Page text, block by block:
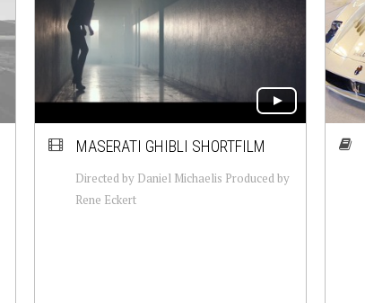
MASERATI GHIBLI SHORTFILM
Directed by Daniel Michaelis Produced by
Rene Eckert